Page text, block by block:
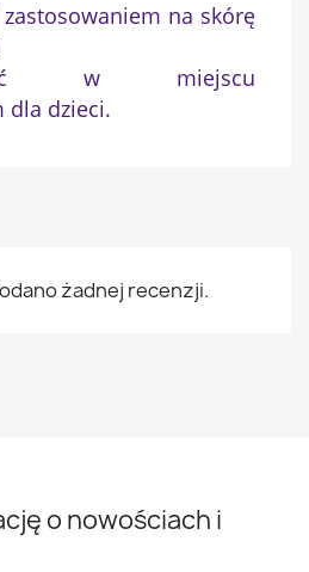
na skórę
w miejscu
dla dzieci.
żadnej recenzji.
o nowościach i